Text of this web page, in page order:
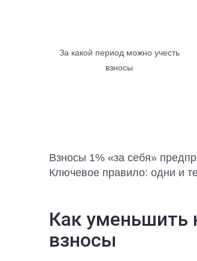
За какой период можно учесть
взносы
Взносы 1% «за себя»
Ключевое правило: одни и
Как уменьшить
взносы